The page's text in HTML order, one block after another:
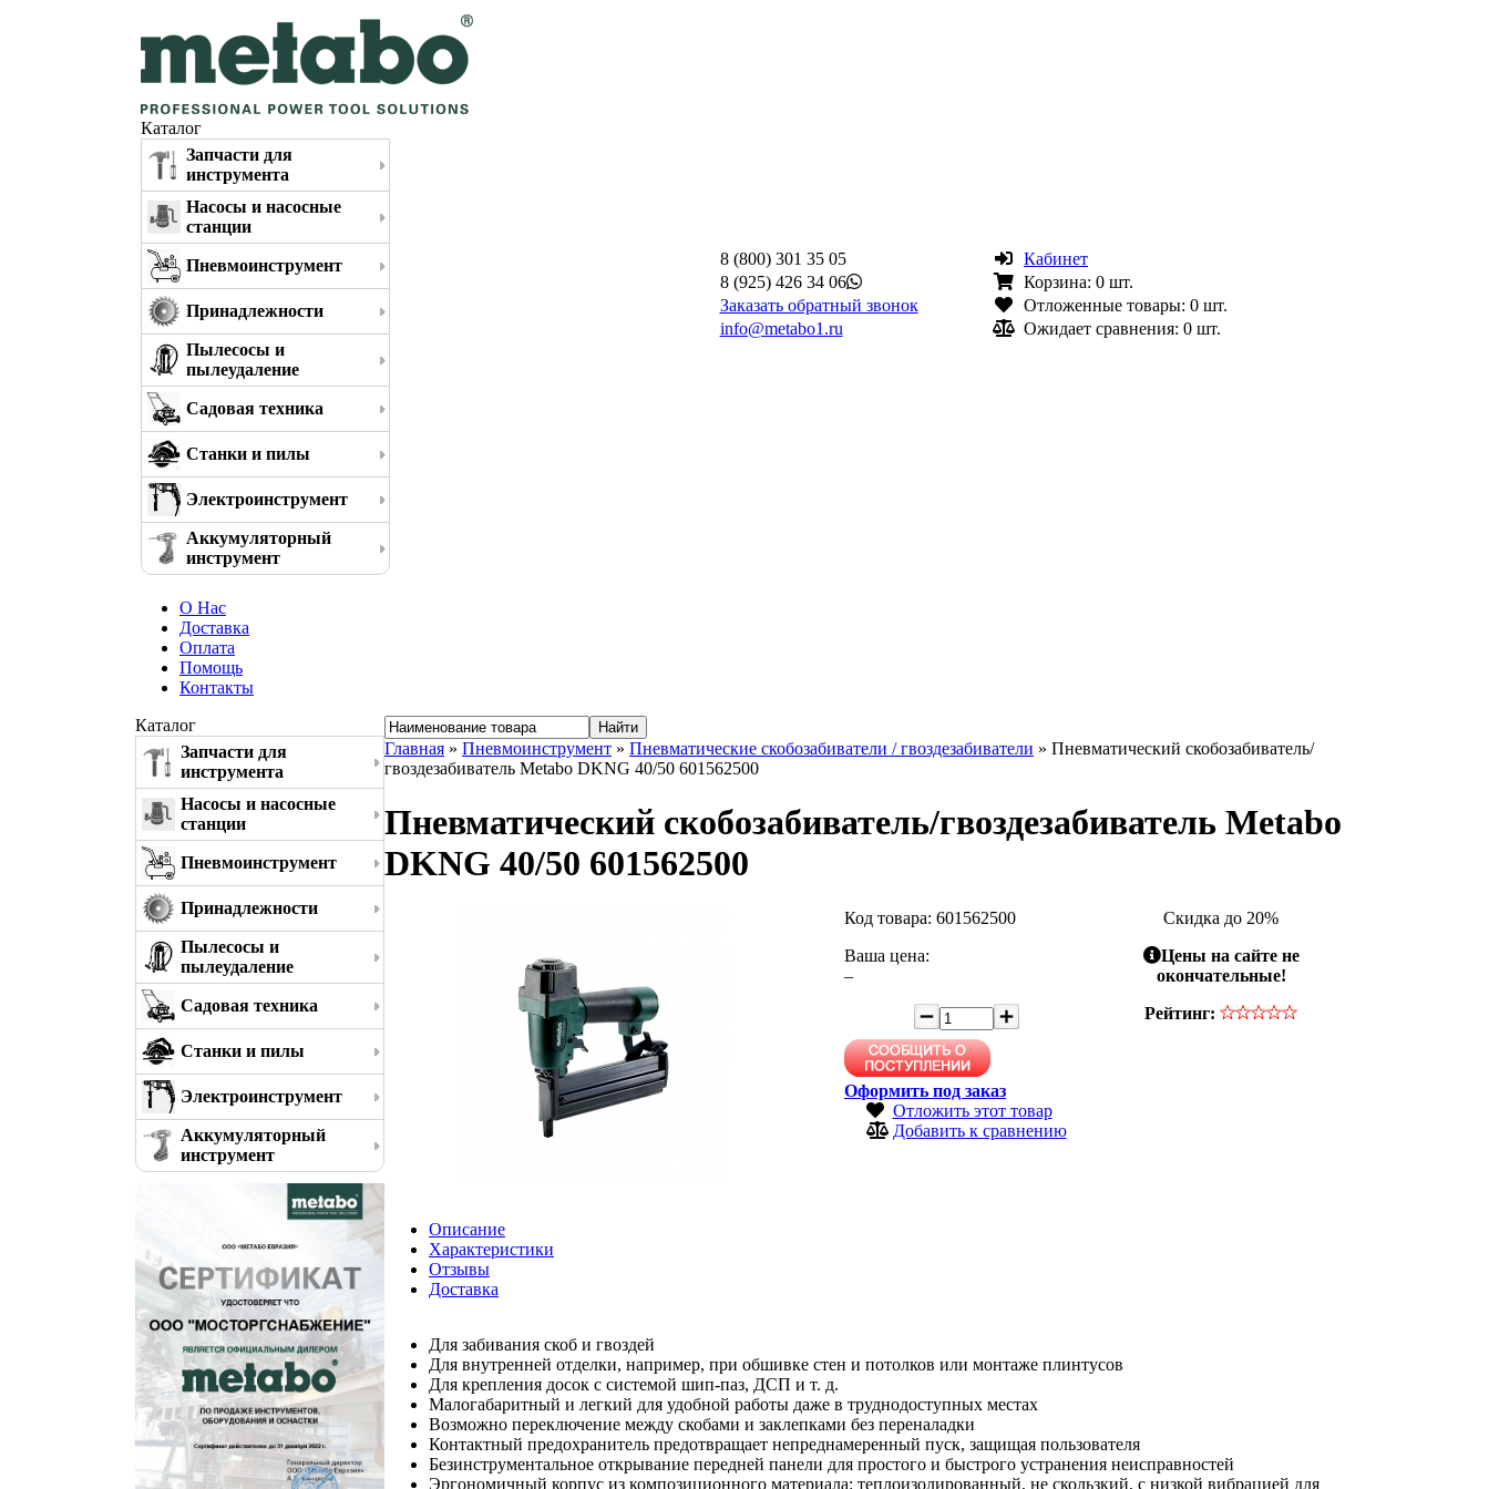
Каталог
Запчасти для
инструмента
Насосы и насосные
станции
Пневмоинструмент
Принадлежности
Пылесосы и
пылеудаление
Садовая техника
Станки и пилы
Электроинструмент
Аккумуляторный
инструмент
8 (800) 301 35 05
8 (925) 426 34 06
Заказать обратный звонок
info@metabo1.ru
Кабинет
Корзина: 0 шт.
Отложенные товары: 0 шт.
Ожидает сравнения: 0 шт.
О Нас
Доставка
Оплата
Помощь
Контакты
Каталог
Запчасти для
инструмента
Насосы и насосные
станции
Пневмоинструмент
Принадлежности
Пылесосы и
пылеудаление
Садовая техника
Станки и пилы
Электроинструмент
Аккумуляторный
инструмент
Главная » Пневмоинструмент » Пневматические скобозабиватели / гвоздезабиватели » Пневматический скобозабиватель/
гвоздезабиватель Metabo DKNG 40/50 601562500
Пневматический скобозабиватель/гвоздезабиватель Metabo
DKNG 40/50 601562500
Код товара: 601562500
Ваша цена:
–
Оформить под заказ
Отложить этот товар
Добавить к сравнению
Скидка до 20%
Цены на сайте не
окончательные!
Рейтинг:
Описание
Характеристики
Отзывы
Доставка
Для забивания скоб и гвоздей
Для внутренней отделки, например, при обшивке стен и потолков или монтаже плинтусов
Для крепления досок с системой шип-паз, ДСП и т. д.
Малогабаритный и легкий для удобной работы даже в труднодоступных местах
Возможно переключение между скобами и заклепками без переналадки
Контактный предохранитель предотвращает непреднамеренный пуск, защищая пользователя
Безинструментальное открывание передней панели для простого и быстрого устранения неисправностей
Эргономичный корпус из композиционного материала: теплоизолированный, не скользкий, с низкой вибрацией для